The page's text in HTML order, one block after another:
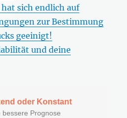
sich endlich auf
zur Bestimmung
geeinigt!
und deine